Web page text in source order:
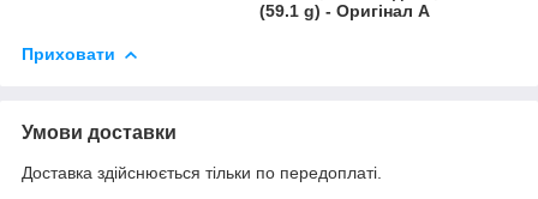
(59.1 g) - Оригінал A
Приховати
Умови доставки
Доставка здійснюється тільки по передоплаті.